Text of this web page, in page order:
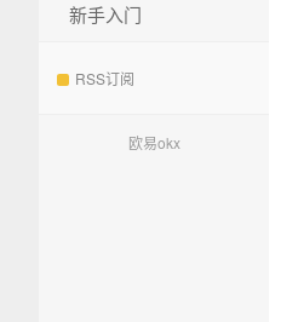
新手入门
RSS订阅
欧易okx